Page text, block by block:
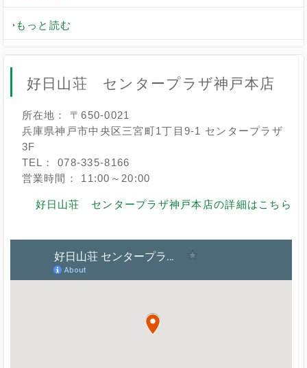
もっと読む
好日山荘 センタープラザ神戸本店
所在地： 〒650-0021
兵庫県神戸市中央区三宮町1丁目9-1 センタープラザ
3F
TEL： 078-335-8166
営業時間： 11:00～20:00
好日山荘 センタープラザ神戸本店の詳細はこちら